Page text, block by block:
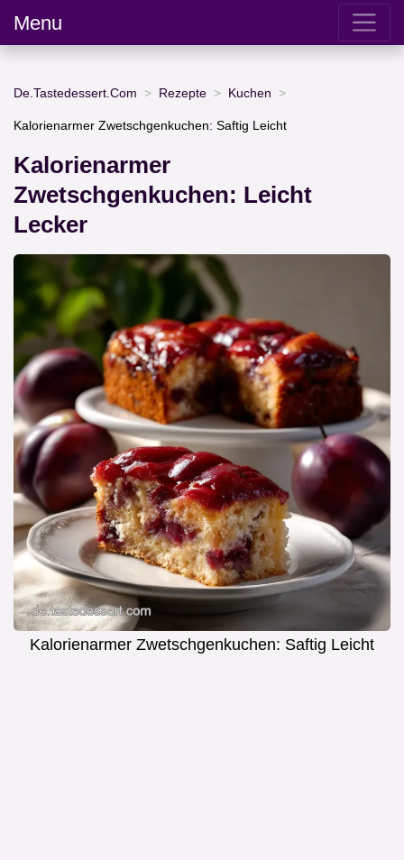
Menu
De.Tastedessert.Com Rezepte Kuchen
Kalorienarmer Zwetschgenkuchen: Saftig Leicht
Kalorienarmer
Zwetschgenkuchen: Leicht
Lecker
Kalorienarmer Zwetschgenkuchen: Saftig Leicht